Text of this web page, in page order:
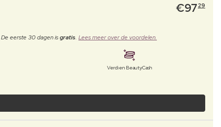
€97 29
De eerste 30 dagen isgratis. Lees meer over de voordelen.
Verdien BeautyCash